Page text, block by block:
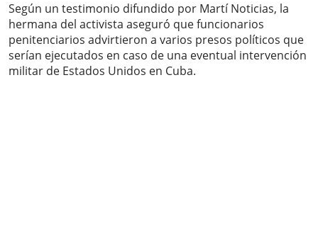
Según un testimonio difundido por Martí Noticias, la
hermana del activista aseguró que funcionarios
penitenciarios advirtieron a varios presos políticos que
serían ejecutados en caso de una eventual intervención
militar de Estados Unidos en Cuba.